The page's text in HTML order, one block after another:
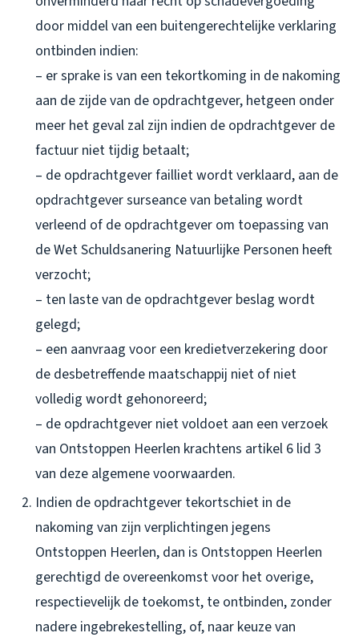
door middel van een buitengerechtelijke verklaring
ontbinden indien:
– er sprake is van een tekortkoming in de nakoming
aan de zijde van de opdrachtgever, hetgeen onder
meer het geval zal zijn indien de opdrachtgever de
factuur niet tijdig betaalt;
– de opdrachtgever failliet wordt verklaard, aan de
opdrachtgever surseance van betaling wordt
verleend of de opdrachtgever om toepassing van
de Wet Schuldsanering Natuurlijke Personen heeft
verzocht;
– ten laste van de opdrachtgever beslag wordt
gelegd;
– een aanvraag voor een kredietverzekering door
de desbetreffende maatschappij niet of niet
volledig wordt gehonoreerd;
– de opdrachtgever niet voldoet aan een verzoek
van Ontstoppen Heerlen krachtens artikel 6 lid 3
van deze algemene voorwaarden.
Indien de opdrachtgever tekortschiet in de
nakoming van zijn verplichtingen jegens
Ontstoppen Heerlen, dan is Ontstoppen Heerlen
gerechtigd de overeenkomst voor het overige,
respectievelijk de toekomst, te ontbinden, zonder
nadere ingebrekestelling, of, naar keuze van